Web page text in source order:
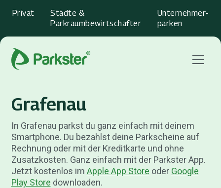
Privat
Städte &
Parkraumbewirtschafter
Unternehmer­
parken
Menu
Grafenau
In Grafenau parkst du ganz einfach mit deinem
Smartphone. Du bezahlst deine Parkscheine auf
Rechnung oder mit der Kreditkarte und ohne
Zusatzkosten. Ganz einfach mit der Parkster App.
Jetzt kostenlos im Apple App Store oder Google
Play Store downloaden.